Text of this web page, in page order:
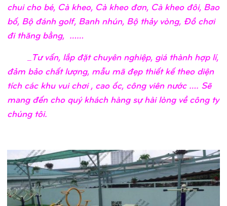
chui cho bé, Cà kheo, Cà kheo đơn, Cà kheo đôi, Bao
bố, Bộ đánh golf, Banh nhún, Bộ thảy vòng, Đồ chơi
đi thăng bằng, ……
_Tư vấn, lắp đặt chuyên nghiệp, giá thành hợp lí,
đảm bảo chất lượng, mẫu mã đẹp thiết kế theo diện
tích các khu vui chơi , cao ốc, công viên nước …. Sẽ
mang đến cho quý khách hàng sự hài lòng về công ty
chúng tôi.